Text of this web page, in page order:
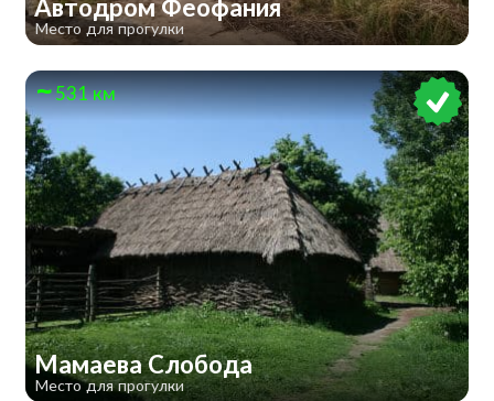
Автодром Феофания
Место для прогулки
531 км
Мамаева Слобода
Место для прогулки